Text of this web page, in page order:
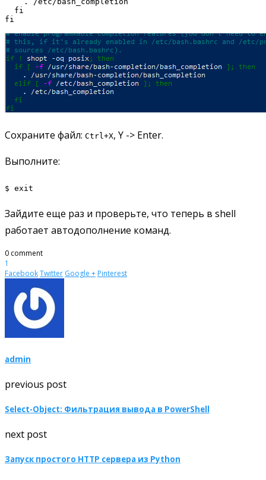
  fi
Сохраните файл: Ctrl+X, Y -> Enter.
Выполните:
$ exit
Зайдите еще раз и проверьте, что теперь в shell
работает автодополнение команд.
0 comment
1
FacebookTwitter Google + Pinterest
admin
previous post
Select-Object: Фильтрация вывода в PowerShell
next post
Запуск простого HTTP сервера из Python